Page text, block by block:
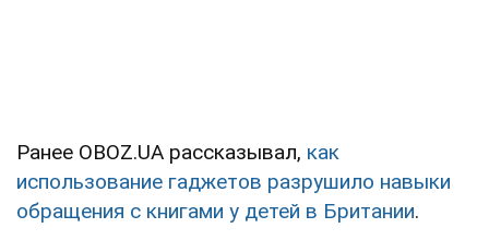
Ранее OBOZ.UA рассказывал, как
использование гаджетов разрушило навыки
обращения с книгами у детей в Британии.